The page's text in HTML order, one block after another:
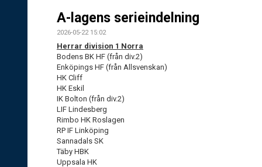
A-lagens serieindelning
2026-05-22 15:02
Herrar division 1 Norra
Bodens BK HF (från div.2)
Enköpings HF (från Allsvenskan)
HK Cliff
HK Eskil
IK Bolton (från div.2)
LIF Lindesberg
Rimbo HK Roslagen
RP IF Linköping
Sannadals SK
Täby HBK
Uppsala HK